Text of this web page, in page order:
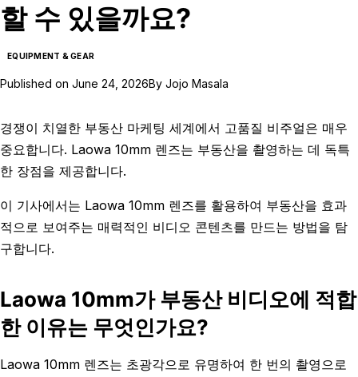
할 수 있을까요?
EQUIPMENT & GEAR
Published on June 24, 2026By Jojo Masala
경쟁이 치열한 부동산 마케팅 세계에서 고품질 비주얼은 매우
중요합니다. Laowa 10mm 렌즈는 부동산을 촬영하는 데 독특
한 장점을 제공합니다.
이 기사에서는 Laowa 10mm 렌즈를 활용하여 부동산을 효과
적으로 보여주는 매력적인 비디오 콘텐츠를 만드는 방법을 탐
구합니다.
Laowa 10mm가 부동산 비디오에 적합
한 이유는 무엇인가요?
Laowa 10mm 렌즈는 초광각으로 유명하여 한 번의 촬영으로